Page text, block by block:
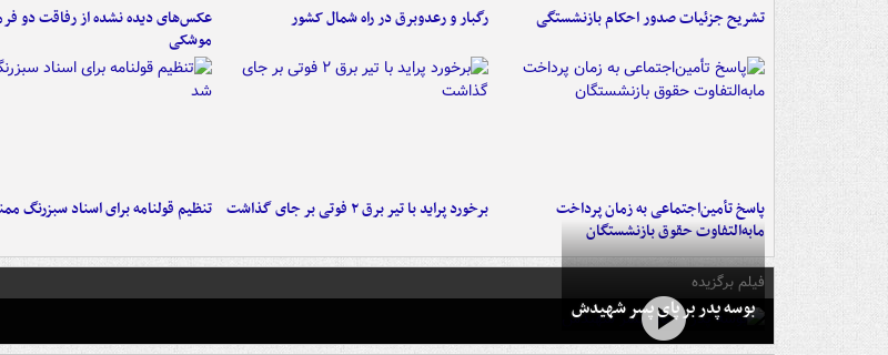
تشریح جزئیات صدور احکام بازنشستگی رگبار و رعدوبرق در راه شمال کشور
عکس‌های دیده نشده از رفاقت دو
موشکی
پاسخ تأمین‌اجتماعی به زمان پرداخت
مابه‌التفاوت حقوق بازنشستگان
برخورد پراید با تیر برق ۲ فوتی بر جای گذاشت تنظیم قولنامه برای اسناد سبزرنگ
فیلم برگزیده
بوسه‌ پدر بر پای پسر شهیدش